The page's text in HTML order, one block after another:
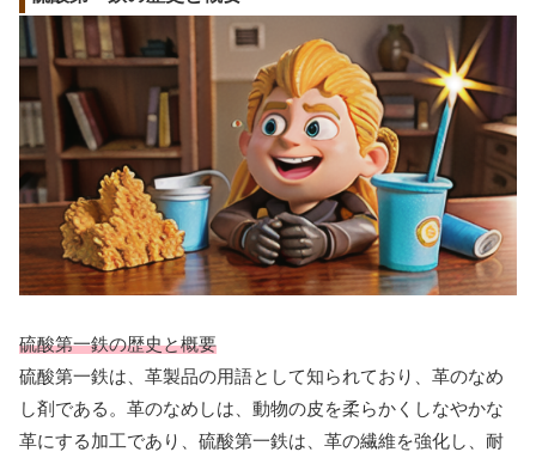
硫酸第一鉄の歴史と概要
硫酸第一鉄は、革製品の用語として知られており、革のなめ
し剤である。革のなめしは、動物の皮を柔らかくしなやかな
革にする加工であり、硫酸第一鉄は、革の繊維を強化し、耐